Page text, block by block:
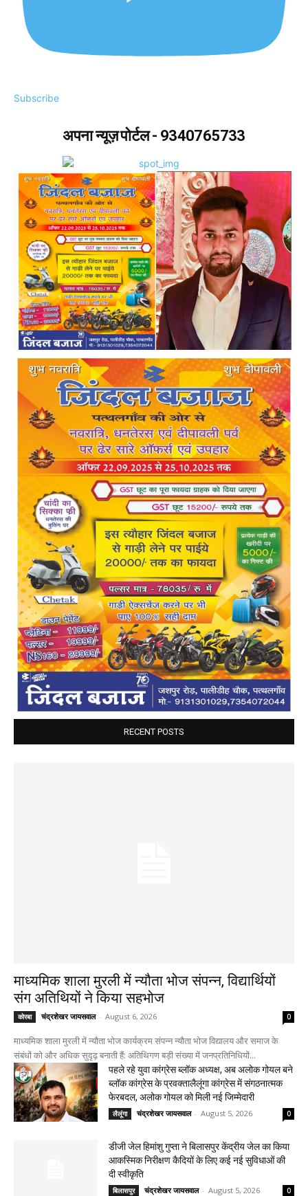
Subscribe
अपना न्यूज़ पोर्टल - 9340765733
RECENT POSTS
माध्यमिक शाला मुरली में न्यौता भोज संपन्न, विद्यार्थियों
संग अतिथियों ने किया सहभोज
कोरबा चंद्रशेखर जायसवाल - August 6, 2026 0
माध्यमिक शाला मुरली में न्यौता भोज कार्यक्रम संपन्न न्यौता भोज विद्यालय और समाज के
संबंधों को और अधिक सुदृढ़ बनाती हैं: अतिथिगण बड़ी संख्या में जनप्रतिनिधियों...
पहले रहे युवा कांग्रेस ब्लॉक अध्यक्ष, अब अलोक गोयल बने
ब्लॉक कांग्रेस के प्रवक्तालैलूंगा कांग्रेस में संगठनात्मक
फेरबदल, अलोक गोयल को मिली नई जिम्मेदारी
लैलूंगा चंद्रशेखर जायसवाल - August 5, 2026 0
डीजी जेल हिमांशु गुप्ता ने बिलासपुर केंद्रीय जेल का किया
आकस्मिक निरीक्षण कैदियों के लिए कई नई सुविधाओं की
दी स्वीकृति
बिलासपुर चंद्रशेखर जायसवाल - August 5, 2026 0